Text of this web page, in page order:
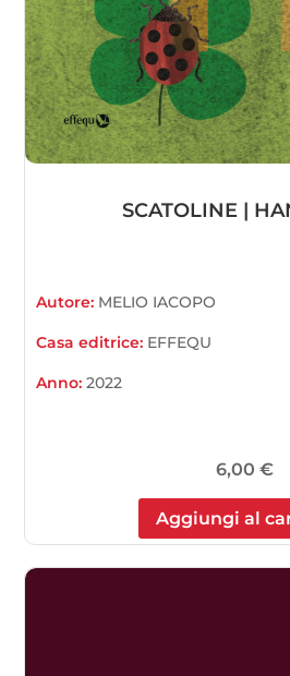
SCATOLINE |
Autore: MELIO IACOPO
Casa editrice: EFFEQU
Anno:2022
6,00 €
Aggiungi al